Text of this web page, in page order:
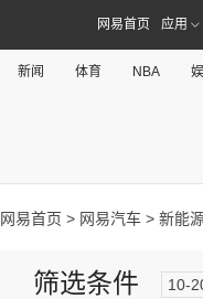
网易首页 应用
新闻 体育 NBA
网易首页 > 网易汽车 > 新能
筛选条件 10-